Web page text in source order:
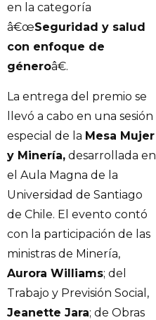
en la categoría
â€œSeguridad y salud
con enfoque de
géneroâ€.
La entrega del premio se
llevó a cabo en una sesión
especial de la Mesa Mujer
y Minería, desarrollada en
el Aula Magna de la
Universidad de Santiago
de Chile. El evento contó
con la participación de las
ministras de Minería,
Aurora Williams; del
Trabajo y Previsión Social,
Jeanette Jara; de Obras